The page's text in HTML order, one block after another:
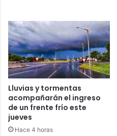
Lluvias y tormentas
acompañarán el ingreso
de un frente frío este
jueves
Hace 4 horas